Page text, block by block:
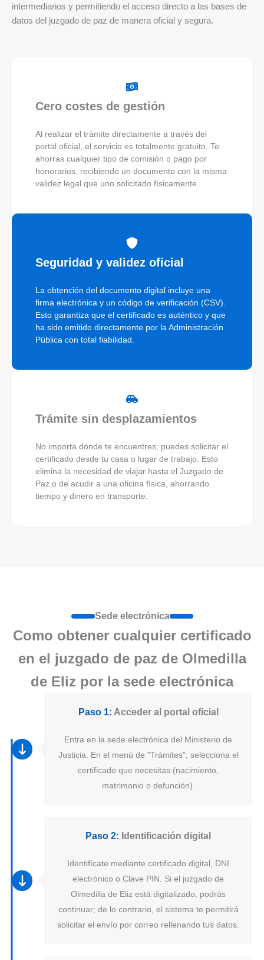
intermediarios y permitiendo el acceso directo a las bases de
datos del juzgado de paz de manera oficial y segura.
Cero costes de gestión
Al realizar el trámite directamente a través del
portal oficial, el servicio es totalmente gratuito. Te
ahorras cualquier tipo de comisión o pago por
honorarios, recibiendo un documento con la misma
validez legal que uno solicitado físicamente.
Seguridad y validez oficial
La obtención del documento digital incluye una
firma electrónica y un código de verificación (CSV).
Esto garantiza que el certificado es auténtico y que
ha sido emitido directamente por la Administración
Pública con total fiabilidad.
Trámite sin desplazamientos
No importa dónde te encuentres; puedes solicitar el
certificado desde tu casa o lugar de trabajo. Esto
elimina la necesidad de viajar hasta el Juzgado de
Paz o de acudir a una oficina física, ahorrando
tiempo y dinero en transporte.
Sede electrónica
Como obtener cualquier certificado
en el juzgado de paz de Olmedilla
de Eliz por la sede electrónica
Paso 1: Acceder al portal oficial
Entra en la sede electrónica del Ministerio de
Justicia. En el menú de "Trámites", selecciona el
certificado que necesitas (nacimiento,
matrimonio o defunción).
Paso 2: Identificación digital
Identifícate mediante certificado digital, DNI
electrónico o Clave PIN. Si el juzgado de
Olmedilla de Eliz está digitalizado, podrás
continuar; de lo contrario, el sistema te permitirá
solicitar el envío por correo rellenando tus datos.